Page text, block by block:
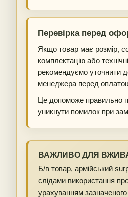
Перевірка перед
Якщо товар має розмір,
комплектацію або
рекомендуємо уточнити
менеджера перед
Це допоможе правильно
уникнути помилок при
ВАЖЛИВО ДЛЯ
Б/в товар, армійський
слідами використання
урахуванням